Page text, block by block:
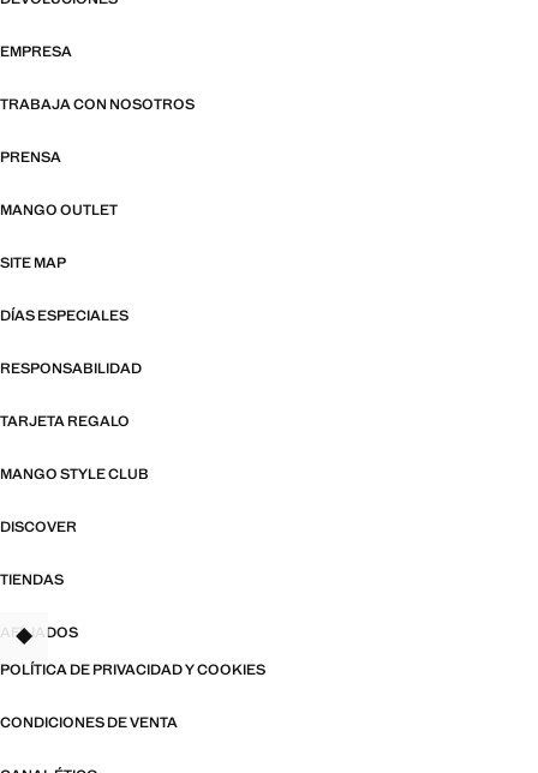
EMPRESA
TRABAJA CON NOSOTROS
PRENSA
MANGO OUTLET
SITE MAP
DÍAS ESPECIALES
RESPONSABILIDAD
TARJETA REGALO
MANGO STYLE CLUB
DISCOVER
TIENDAS
AFILIADOS
POLÍTICA DE PRIVACIDAD Y COOKIES
CONDICIONES DE VENTA